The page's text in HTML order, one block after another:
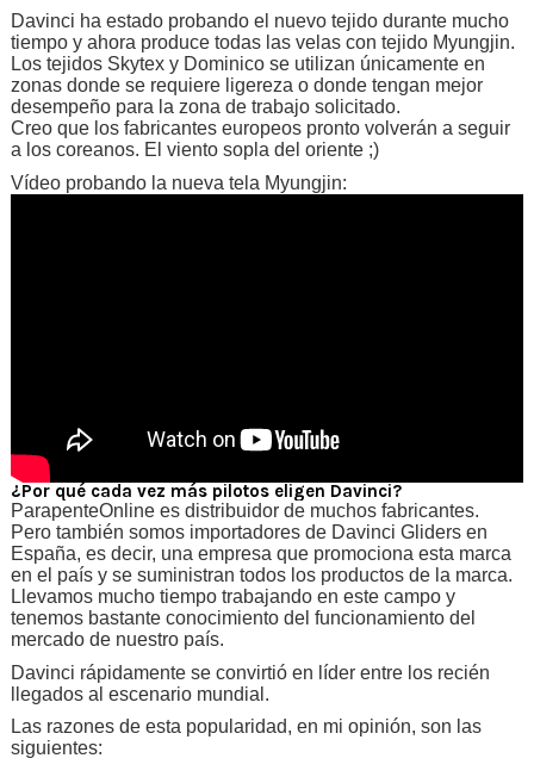
Davinci ha estado probando el nuevo tejido durante mucho
tiempo y ahora produce todas las velas con tejido Myungjin.
Los tejidos Skytex y Dominico se utilizan únicamente en
zonas donde se requiere ligereza o donde tengan mejor
desempeño para la zona de trabajo solicitado.
Creo que los fabricantes europeos pronto volverán a seguir
a los coreanos. El viento sopla del oriente ;)
Vídeo probando la nueva tela Myungjin:
¿Por qué cada vez más pilotos eligen Davinci?
ParapenteOnline es distribuidor de muchos fabricantes.
Pero también somos importadores de Davinci Gliders en
España, es decir, una empresa que promociona esta marca
en el país y se suministran todos los productos de la marca.
Llevamos mucho tiempo trabajando en este campo y
tenemos bastante conocimiento del funcionamiento del
mercado de nuestro país.
Davinci rápidamente se convirtió en líder entre los recién
llegados al escenario mundial.
Las razones de esta popularidad, en mi opinión, son las
siguientes: